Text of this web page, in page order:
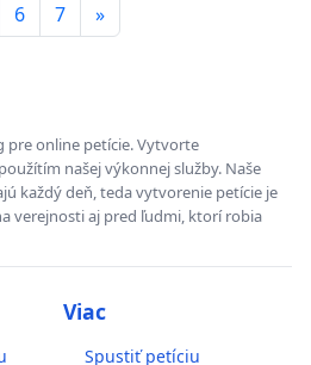
6 7 »
pre online petície. Vytvorte
našej výkonnej služby. Naše
každý deň, teda vytvorenie petície je
verejnosti aj pred ľudmi, ktorí robia
Viac
Spustiť petíciu